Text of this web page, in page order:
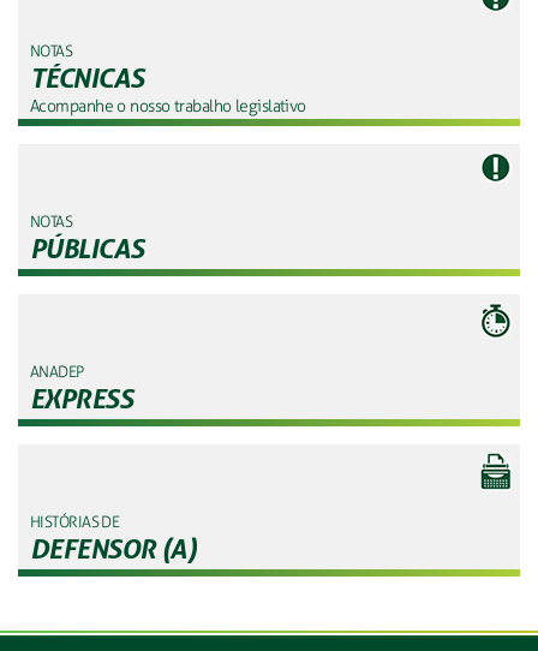
NOTAS
TÉCNICAS
Acompanhe o nosso trabalho legislativo
NOTAS
PÚBLICAS
ANADEP
EXPRESS
HISTÓRIAS DE
DEFENSOR (A)